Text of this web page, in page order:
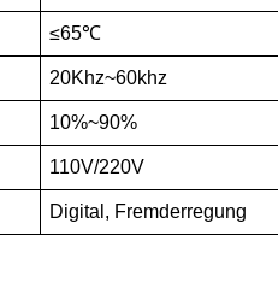
≤65℃
20Khz~60khz
10%~90%
110V/220V
Digital, Fremderregung